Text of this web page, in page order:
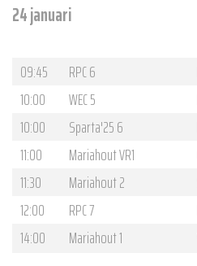
24 januari
09:45 RPC 6
10:00
WEC 5
10:00
Sparta'25 6
11:00
Mariahout VR1
11:30
Mariahout 2
12:00
RPC 7
14:00
Mariahout 1